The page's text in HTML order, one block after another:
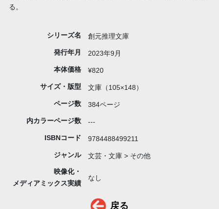
る。
シリーズ名 創元推理文庫
発行年月 2023年9月
本体価格 ¥820
サイズ・版型 文庫（105×148）
ページ数 384ページ
内カラーページ数 ---
ISBNコード 9784488499211
ジャンル 文芸・文庫 > その他
映像化・
メディアミックス実績
なし
戻る